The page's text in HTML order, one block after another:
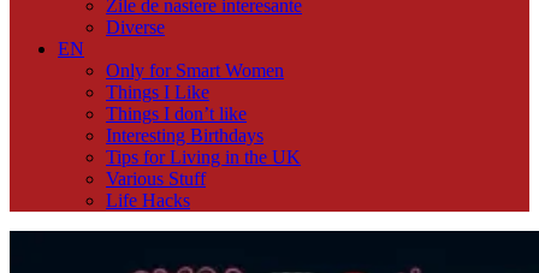
Zile de nastere interesante
Diverse
EN
Only for Smart Women
Things I Like
Things I don’t like
Interesting Birthdays
Tips for Living in the UK
Various Stuff
Life Hacks